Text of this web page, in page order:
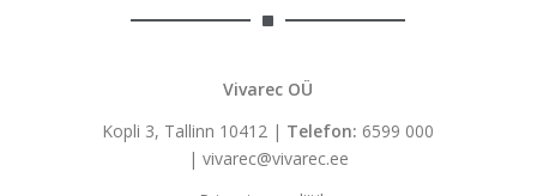
Vivarec OÜ
Kopli 3, Tallinn 10412 | Telefon: 6599 000
| vivarec@vivarec.ee